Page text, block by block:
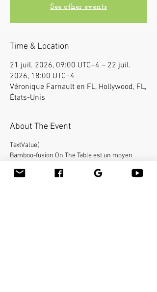
See other events
Time & Location
21 juil. 2026, 09:00 UTC−4 – 22 juil.
2026, 18:00 UTC−4
Véronique Farnault en FL, Hollywood, FL,
États-Unis
About The Event
TextValue(
Bamboo-fusion On The Table est un moyen
tissus profonds du corps entier sur la table tout